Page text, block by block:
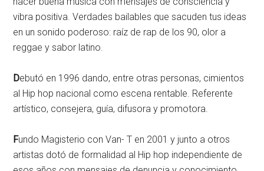
vibra positiva. Verdades bailables que sacuden tus ideas
en un sonido poderoso: raíz de rap de los 90, olor a
reggae y sabor latino.
Debutó en 1996 dando, entre otras personas, cimientos
al Hip hop nacional como escena rentable. Referente
artístico, consejera, guía, difusora y promotora.
Fundo Magisterio con Van- T en 2001 y junto a otros
artistas dotó de formalidad al Hip hop independiente de